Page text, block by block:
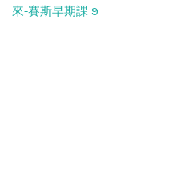
來-賽斯早期課 9